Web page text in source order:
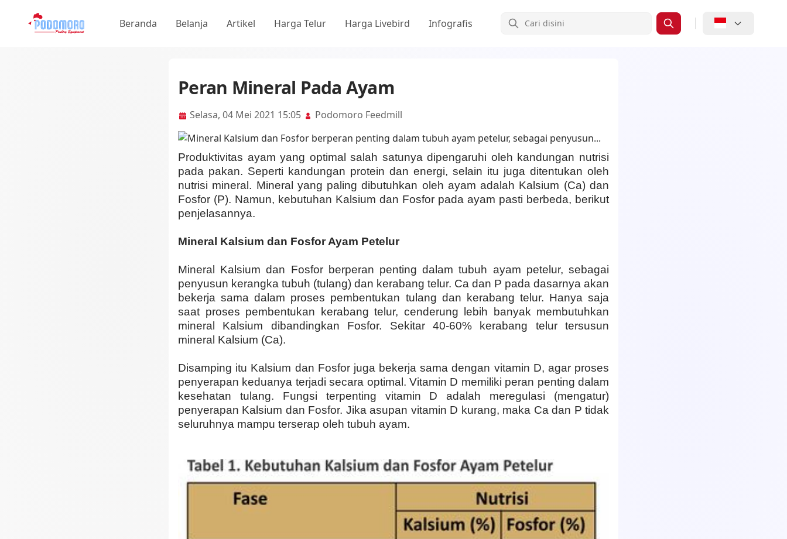
Cari
Beranda Belanja Artikel Harga Telur Harga Livebird Infografis
Peran Mineral Pada Ayam
Selasa, 04 Mei 2021 15:05 Podomoro Feedmill
Produktivitas ayam yang optimal salah satunya dipengaruhi oleh kandungan nutrisi
pada pakan. Seperti kandungan protein dan energi, selain itu juga ditentukan oleh
nutrisi mineral. Mineral yang paling dibutuhkan oleh ayam adalah Kalsium (Ca) dan
Fosfor (P). Namun, kebutuhan Kalsium dan Fosfor pada ayam pasti berbeda, berikut
penjelasannya.
Mineral Kalsium dan Fosfor Ayam Petelur
Mineral Kalsium dan Fosfor berperan penting dalam tubuh ayam petelur, sebagai
penyusun kerangka tubuh (tulang) dan kerabang telur. Ca dan P pada dasarnya akan
bekerja sama dalam proses pembentukan tulang dan kerabang telur. Hanya saja
saat proses pembentukan kerabang telur, cenderung lebih banyak membutuhkan
mineral Kalsium dibandingkan Fosfor. Sekitar 40-60% kerabang telur tersusun
mineral Kalsium (Ca).
Disamping itu Kalsium dan Fosfor juga bekerja sama dengan vitamin D, agar proses
penyerapan keduanya terjadi secara optimal. Vitamin D memiliki peran penting dalam
kesehatan tulang. Fungsi terpenting vitamin D adalah meregulasi (mengatur)
penyerapan Kalsium dan Fosfor. Jika asupan vitamin D kurang, maka Ca dan P tidak
seluruhnya mampu terserap oleh tubuh ayam.